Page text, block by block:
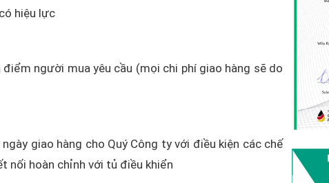
hiệu lực
người mua yêu cầu (mọi chi phí giao hàng sẽ do
giao hàng cho Quý Công ty với điều kiện các chế
nối hoàn chỉnh với tủ điều khiển